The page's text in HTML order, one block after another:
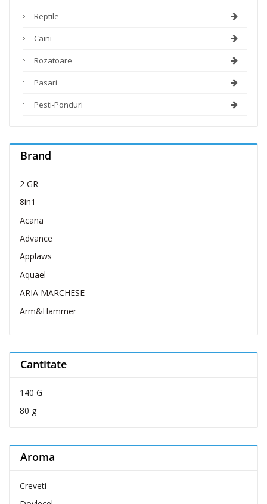
Reptile
Caini
Rozatoare
Pasari
Pesti-Ponduri
Brand
2 GR
8in1
Acana
Advance
Applaws
Aquael
ARIA MARCHESE
Arm&Hammer
Bellovero
Brit Premium
Cat Concept
Catit
Cantitate
140 G
80 g
Aroma
Creveti